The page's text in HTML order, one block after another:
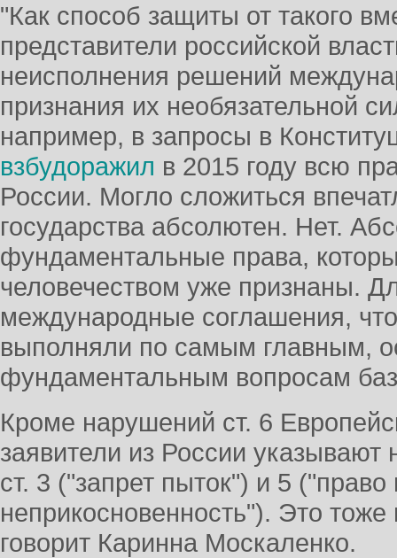
"Как способ защиты от такого
представители российской
неисполнения решений
признания их необязательной
например, в запросы в
взбудоражил в 2015 году всю
России. Могло сложиться
государства абсолютен. Нет.
фундаментальные права,
человечеством уже признаны.
международные соглашения,
выполняли по самым главным,
фундаментальным вопросам
Кроме нарушений ст. 6
заявители из России
ст. 3 ("запрет пыток") и 5
неприкосновенность"). Это
говорит Каринна Москаленко.